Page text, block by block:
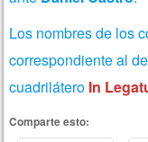
Los nombres de los
correspondiente al
cuadrilátero In
Comparte esto: